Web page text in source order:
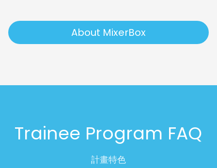
About MixerBox
Trainee Program FAQ
計畫特色